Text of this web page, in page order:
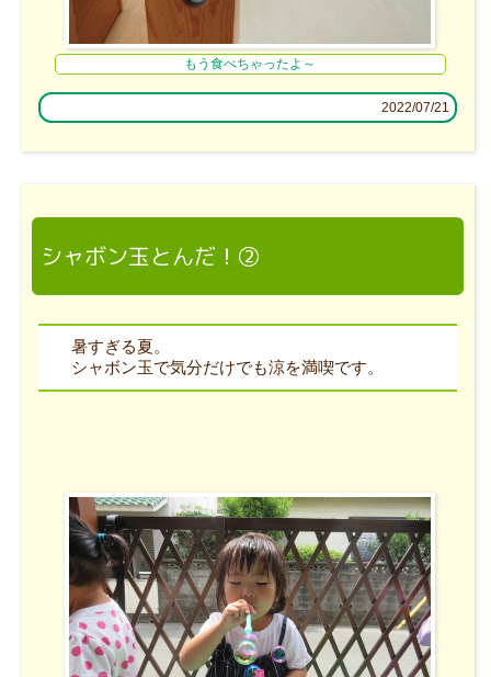
もう食べちゃったよ～
2022/07/21
シャボン玉とんだ！②
暑すぎる夏。
シャボン玉で気分だけでも涼を満喫です。